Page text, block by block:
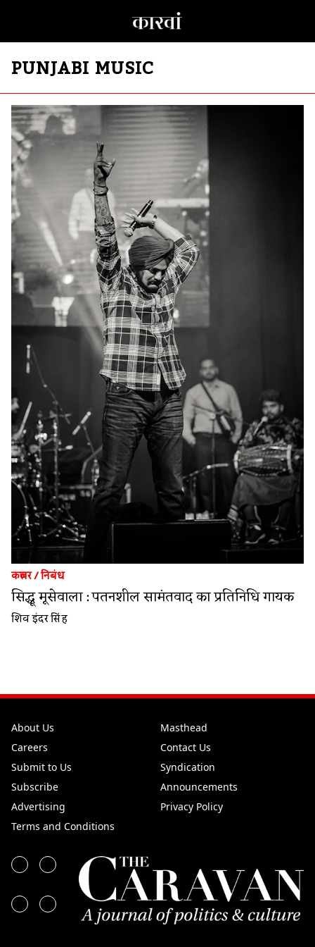
PUNJABI MUSIC
कल्चर/निबंध
सिद्धू मूसेवाला : पतनशील सामंतवाद का प्रतिनिधि गायक
शिव इंदर सिंह
About Us
Masthead
Careers
Contact Us
Submit to Us
Syndication
Subscribe
Announcements
Advertising
Privacy Policy
Terms and Conditions